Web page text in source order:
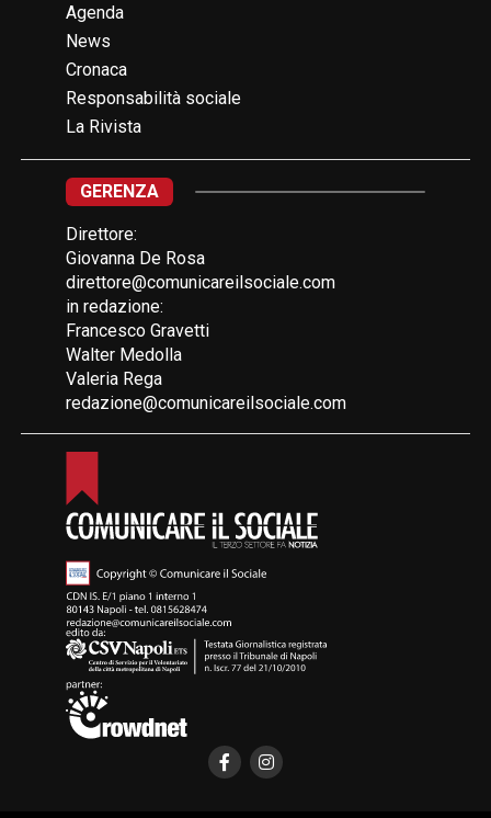
Agenda
News
Cronaca
Responsabilità sociale
La Rivista
GERENZA
Direttore:
Giovanna De Rosa
direttore@comunicareilsociale.com
in redazione:
Francesco Gravetti
Walter Medolla
Valeria Rega
redazione@comunicareilsociale.com